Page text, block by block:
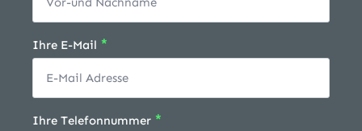
Ihre E-Mail *
Ihre Telefonnummer *